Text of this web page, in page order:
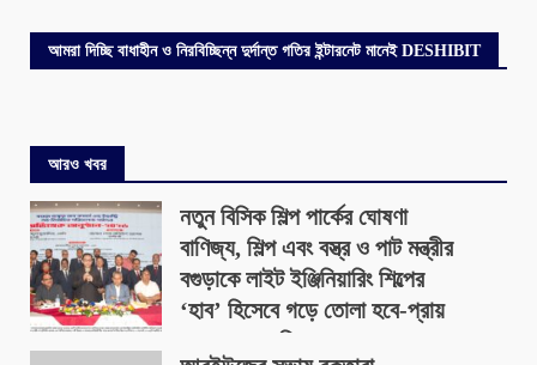
আমরা দিচ্ছি বাধাহীন ও নিরবিচ্ছিন্ন দুর্দান্ত গতির ইন্টারনেট মানেই DESHIBIT
আরও খবর
নতুন বিসিক শিল্প পার্কের ঘোষণা
বাণিজ্য, শিল্প এবং বস্ত্র ও পাট মন্ত্রীর
বগুড়াকে লাইট ইঞ্জিনিয়ারিং শিল্পের
‘হাব’ হিসেবে গড়ে তোলা হবে-প্রায়
৪০০ একর জমিতে